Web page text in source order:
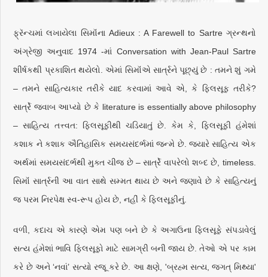
ફ્રૅન્ચમાં લખાયેલા સિમૉંના Adieux : A Farewell to Sartre ગ્રન્થનો
અંગ્રેજી અનુવાદ 1974 -માં Conversation with Jean-Paul Sartre
શીર્ષકથી પ્રકાશિત થયેલો. એમાં સિમૉંએ સાર્ત્રને પૂછ્યું છે : તમને શું ગમે
– તમને સાહિત્યકાર તરીકે યાદ કરવામાં આવે એ, કે ફિલસૂફ તરીકે?
સાર્ત્રે જવાબ આપ્યો છે કે literature is essentially above philosophy
– સાહિત્ય તત્ત્વત: ફિલસૂફીથી ચડિયાતું છે. કેમ કે, ફિલસૂફી હંમેશાં
કશાક ને કશાક ઐતિહાસિક સમયસંદર્ભમાં જન્મે છે. જ્યારે સાહિત્ય એક
અર્થમાં સમયસંદર્ભથી મુક્ત ચીજ છે – સાર્ત્રે વાપરેલો શબ્દ છે, timeless.
સિમૉં સાર્ત્રની આ વાત સાથે સમ્મત થાય છે અને જણાવે છે કે સાહિત્યનું
જ પરમ નિરપેક્ષ સ્વ-રૂપ હોય છે, નહીં કે ફિલસૂફીનું.
વળી, કદાચ એ કારણે એમ પણ બને છે કે અગાઉના ફિલસૂફે સંપડાવેલું
સત્ય હંમેશાં ભાવિ ફિલસૂફો માટે સામગ્રી બની જાય છે. તેઓ એ પર કામ
કરે છે અને ‘નવાં’ સત્યો રજૂ કરે છે. આ ક્ષણે, 'બ્રહ્મ સત્ય, જગત્ મિથ્યા'